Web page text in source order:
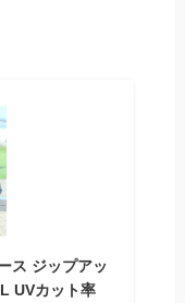
ス ジップアッ
UVカット率